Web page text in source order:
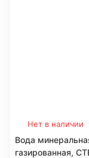
Нет в наличии
Вода
газированная,